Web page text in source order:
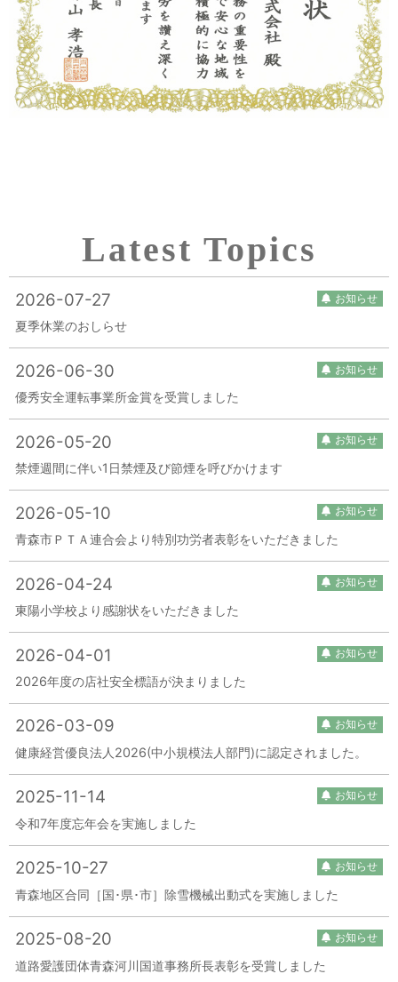
Latest Topics
2026-07-27 お知らせ
夏季休業のおしらせ
2026-06-30 お知らせ
優秀安全運転事業所金賞を受賞しました
2026-05-20 お知らせ
禁煙週間に伴い1日禁煙及び節煙を呼びかけます
2026-05-10 お知らせ
青森市ＰＴＡ連合会より特別功労者表彰をいただきました
2026-04-24 お知らせ
東陽小学校より感謝状をいただきました
2026-04-01 お知らせ
2026年度の店社安全標語が決まりました
2026-03-09 お知らせ
健康経営優良法人2026(中小規模法人部門)に認定されました。
2025-11-14 お知らせ
令和7年度忘年会を実施しました
2025-10-27 お知らせ
青森地区合同［国･県･市］除雪機械出動式を実施しました
2025-08-20 お知らせ
道路愛護団体青森河川国道事務所長表彰を受賞しました